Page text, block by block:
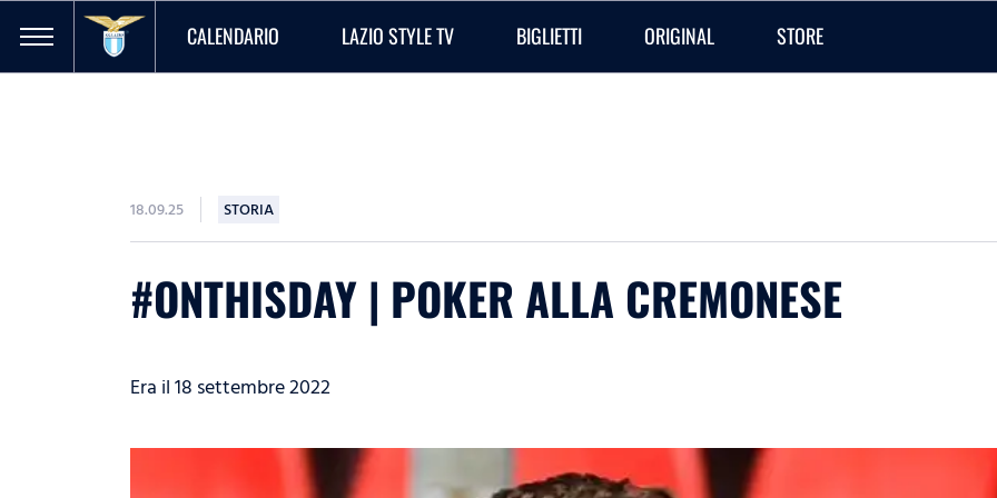
CALENDARIO LAZIO STYLE TV BIGLIETTI ORIGINAL STORE
18.09.25 STORIA
#ONTHISDAY | POKER ALLA CREMONESE
Era il 18 settembre 2022